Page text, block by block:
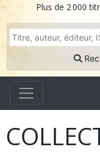
Plus de 2 000